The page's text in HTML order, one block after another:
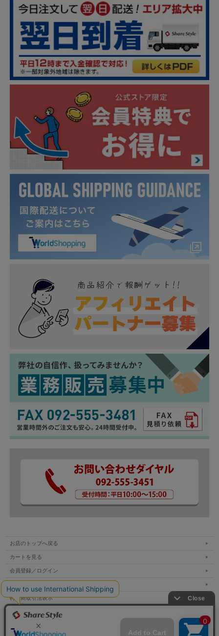
お店のトップへ戻る
カートを見る
会員登録／ログイン
特定商取引法表示
個人情報の取扱い
サイトマップ